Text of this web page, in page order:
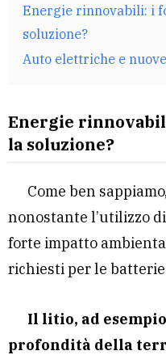
Energie rinnovabili: i
soluzione?
Auto elettriche e
Energie
la soluzione?
Come ben
nonostante l’utilizzo
forte impatto
richiesti per le
Il litio, ad
profondità della